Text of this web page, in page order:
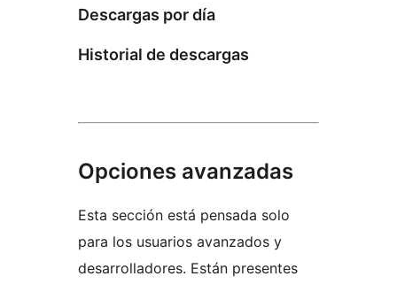
Descargas por día
Historial de descargas
Opciones avanzadas
Esta sección está pensada solo
para los usuarios avanzados y
desarrolladores. Están presentes